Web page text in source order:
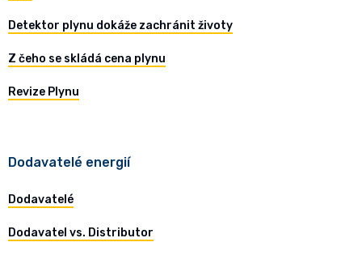
Detektor plynu dokáže zachránit životy
Z čeho se skládá cena plynu
Revize Plynu
Dodavatelé energií
Dodavatelé
Dodavatel vs. Distributor